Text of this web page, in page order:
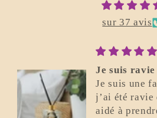
sur 37 avis
Je suis ravie
Je suis une fan de
j’ai été ravie de voir
aidé à prendre tout